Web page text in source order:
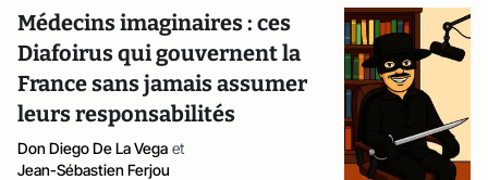
Médecins imaginaires : ces
Diafoirus qui gouvernent la
France sans jamais assumer
leurs responsabilités
Don Diego De La Vega et
Jean-Sébastien Ferjou